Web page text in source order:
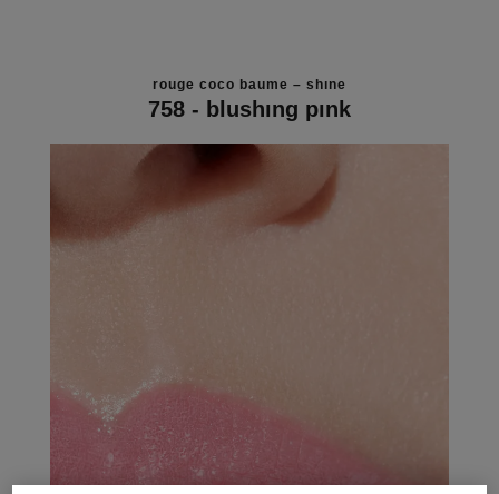
rouge coco baume – shine
758 - blushing pink